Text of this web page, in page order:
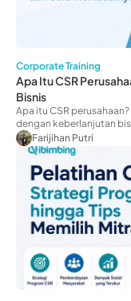
Corporate Training
Apa Itu CSR
Bisnis
Apa itu CSR
dengan keberlanjutan
Farijihan Putri